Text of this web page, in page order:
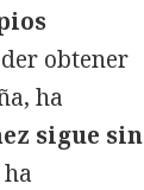
obtener
ha
sigue sin